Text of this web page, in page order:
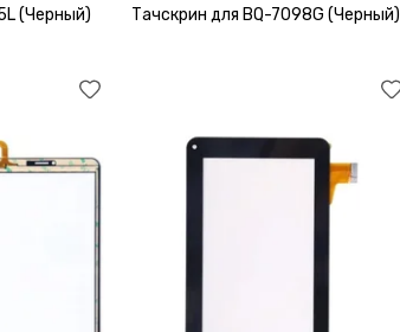
(Черный) Тачскрин для BQ-7098G (Черный)